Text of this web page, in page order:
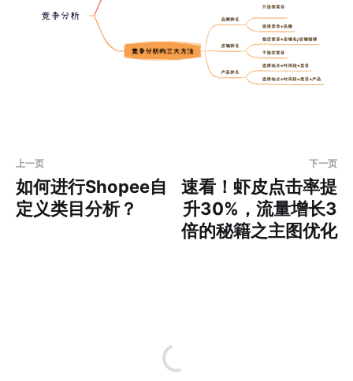
上一页
如何进行Shopee自
定义类目分析？
下一页
速看！虾皮点击率提
升30%，流量增长3
倍的秘籍之主图优化